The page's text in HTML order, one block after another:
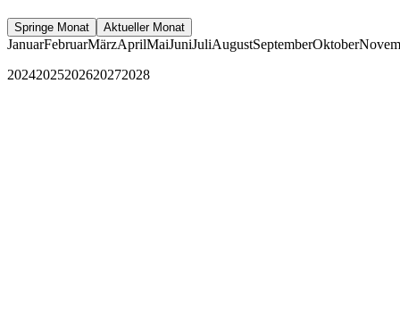
Springe Monat Aktueller Monat
JanuarFebruarMärzAprilMaiJuniJuliAugustSeptemberOktober
20242025202620272028